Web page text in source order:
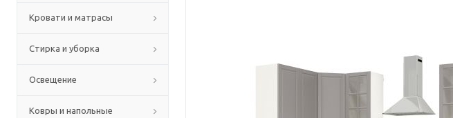
Кровати и матрасы
Стирка и уборка
Освещение
Ковры и напольные